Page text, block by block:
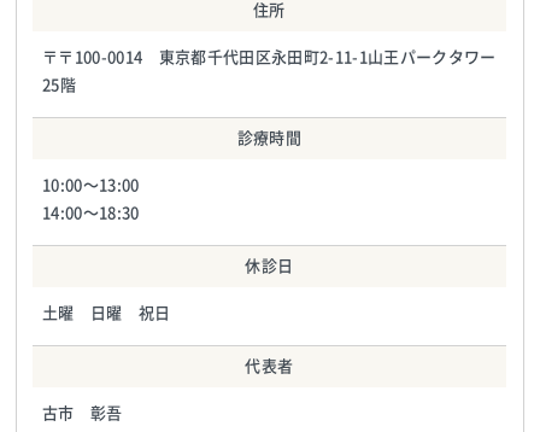
住所
〒〒100-0014 東京都千代田区永田町2-11-1山王パークタワー
25階
診療時間
10:00〜13:00
14:00〜18:30
休診日
土曜 日曜 祝日
代表者
古市 彰吾